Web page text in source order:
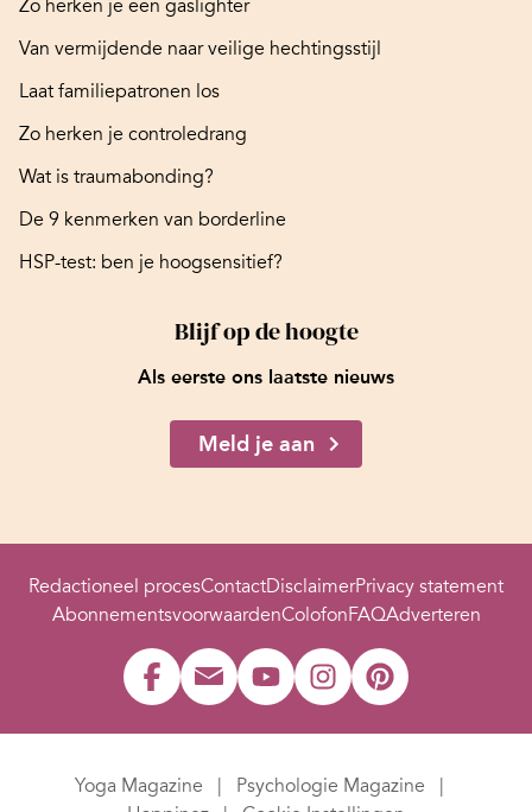
Zo herken je een gaslighter
Van vermijdende naar veilige hechtingsstijl
Laat familiepatronen los
Zo herken je controledrang
Wat is traumabonding?
De 9 kenmerken van borderline
HSP-test: ben je hoogsensitief?
Blijf op de hoogte
Als eerste ons laatste nieuws
Meld je aan
Redactioneel procesContactDisclaimerPrivacy statement
AbonnementsvoorwaardenColofonFAQAdverteren
Yoga Magazine
Psychologie Magazine